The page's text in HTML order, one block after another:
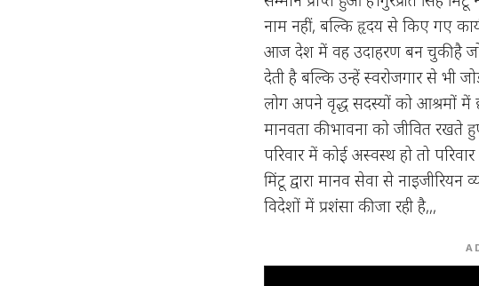
नाम नहीं, बल्कि हृदय से किए गए
आज देश में वह उदाहरण बन चुकी है
देती है बल्कि उन्हें स्वरोजगार से भी
लोग अपने वृद्ध सदस्यों को आश्रमों में
मानवता की भावना को जीवित
परिवार में कोई अस्वस्थ हो तो
मिंटू द्वारा मानव सेवा से
विदेशों में प्रशंसा की जा रही है,,,